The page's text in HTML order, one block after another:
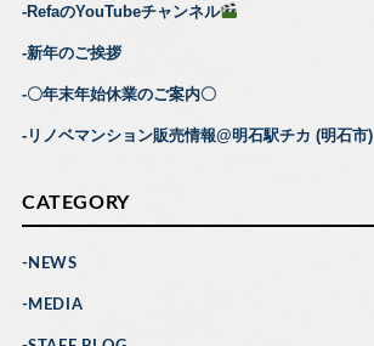
RefaのYouTubeチャンネル
新年のご挨拶
〇年末年始休業のご案内〇
リノベマンション販売情報@明石駅チカ (明石市)
CATEGORY
NEWS
MEDIA